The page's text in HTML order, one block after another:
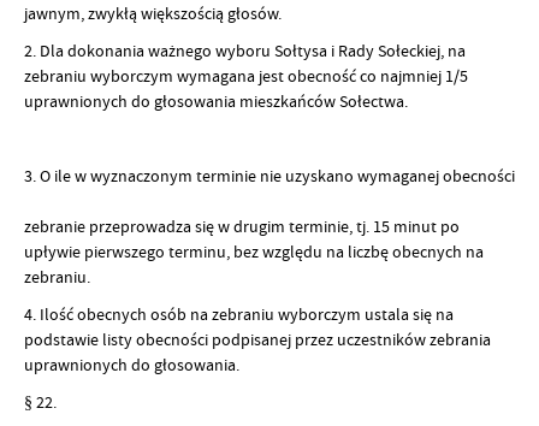
jawnym, zwykłą większością głosów.
2. Dla dokonania ważnego wyboru Sołtysa i Rady Sołeckiej, na
zebraniu wyborczym wymagana jest obecność co najmniej 1/5
uprawnionych do głosowania mieszkańców Sołectwa.
3. O ile w wyznaczonym terminie nie uzyskano wymaganej obecności
zebranie przeprowadza się w drugim terminie, tj. 15 minut po
upływie pierwszego terminu, bez względu na liczbę obecnych na
zebraniu.
4. Ilość obecnych osób na zebraniu wyborczym ustala się na
podstawie listy obecności podpisanej przez uczestników zebrania
uprawnionych do głosowania.
§ 22.